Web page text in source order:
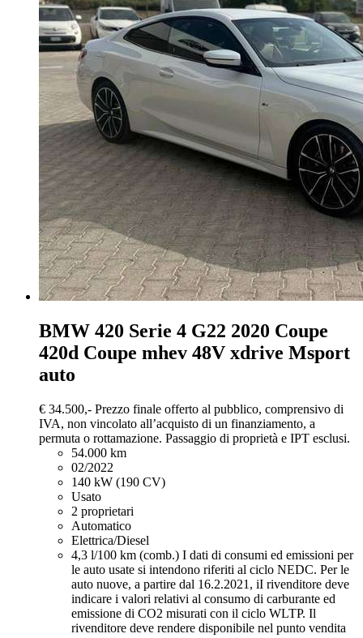
BMW 420 Serie 4 G22 2020 Coupe
420d Coupe mhev 48V xdrive Msport
auto
€ 34.500,- Prezzo finale offerto al pubblico, comprensivo di
IVA, non vincolato all’acquisto di un finanziamento, a
permuta o rottamazione. Passaggio di proprietà e IPT esclusi.
54.000 km
02/2022
140 kW (190 CV)
Usato
2 proprietari
Automatico
Elettrica/Diesel
4,3 l/100 km (comb.) I dati di consumi ed emissioni per
le auto usate si intendono riferiti al ciclo NEDC. Per le
auto nuove, a partire dal 16.2.2021, iI rivenditore deve
indicare i valori relativi al consumo di carburante ed
emissione di CO2 misurati con il ciclo WLTP. Il
rivenditore deve rendere disponibile nel punto vendita